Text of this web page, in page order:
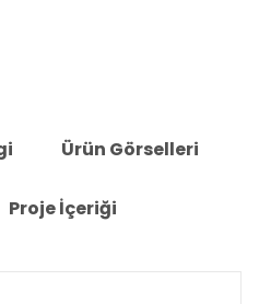
Ürün Görselleri
Proje İçeriği